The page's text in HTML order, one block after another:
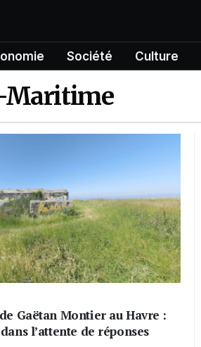
Société Culture
gratuit
Maritime
Gaëtan Montier au Havre :
l’attente de réponses